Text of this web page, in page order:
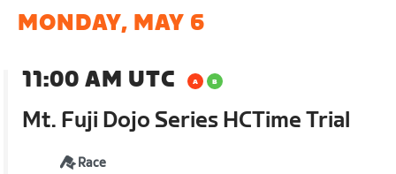
MONDAY, MAY 6
11:00 AM UTC
Mt. Fuji Dojo Series HCTime Trial
Race